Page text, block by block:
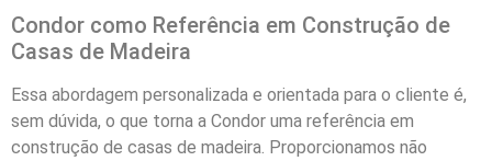
Condor como Referência em Construção de
Casas de Madeira
Essa abordagem personalizada e orientada para o cliente é,
sem dúvida, o que torna a Condor uma referência em
construção de casas de madeira. Proporcionamos não